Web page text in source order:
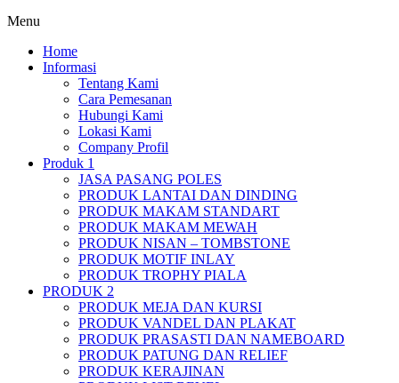
Menu
Home
Informasi
Tentang Kami
Cara Pemesanan
Hubungi Kami
Lokasi Kami
Company Profil
Produk 1
JASA PASANG POLES
PRODUK LANTAI DAN DINDING
PRODUK MAKAM STANDART
PRODUK MAKAM MEWAH
PRODUK NISAN – TOMBSTONE
PRODUK MOTIF INLAY
PRODUK TROPHY PIALA
PRODUK 2
PRODUK MEJA DAN KURSI
PRODUK VANDEL DAN PLAKAT
PRODUK PRASASTI DAN NAMEBOARD
PRODUK PATUNG DAN RELIEF
PRODUK KERAJINAN